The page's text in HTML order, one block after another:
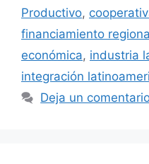
Productivo,
financiamiento
económica, industria
integración
Deja un